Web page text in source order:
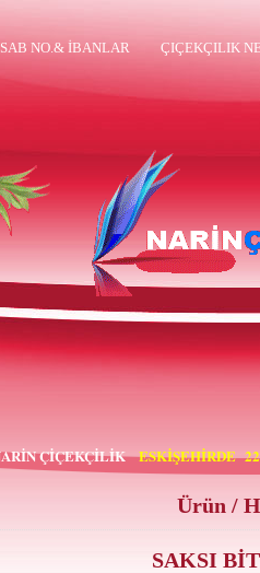
NO.& İBANLAR ÇIÇEKÇILIK
ÇİÇEKÇİLİK ESKİŞEHİRDE 22
Ürün /
SAKSI